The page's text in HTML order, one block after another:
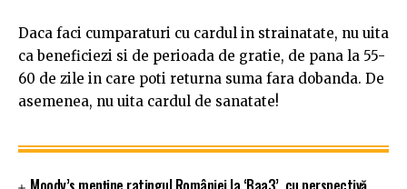
Daca faci cumparaturi cu cardul in strainatate, nu uita
ca beneficiezi si de perioada de gratie, de pana la 55-
60 de zile in care poti returna suma fara dobanda. De
asemenea, nu uita cardul de sanatate!